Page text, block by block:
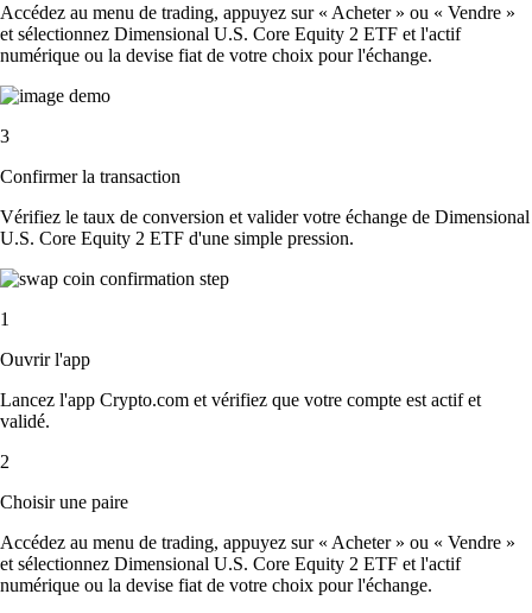
Accédez au menu de trading, appuyez sur « Acheter » ou « Vendre »
et sélectionnez Dimensional U.S. Core Equity 2 ETF et l'actif
numérique ou la devise fiat de votre choix pour l'échange.
3
Confirmer la transaction
Vérifiez le taux de conversion et valider votre échange de Dimensional
U.S. Core Equity 2 ETF d'une simple pression.
1
Ouvrir l'app
Lancez l'app Crypto.com et vérifiez que votre compte est actif et
validé.
2
Choisir une paire
Accédez au menu de trading, appuyez sur « Acheter » ou « Vendre »
et sélectionnez Dimensional U.S. Core Equity 2 ETF et l'actif
numérique ou la devise fiat de votre choix pour l'échange.